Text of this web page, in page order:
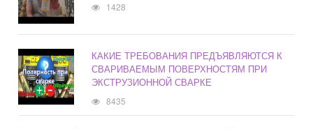
1428
КАКИЕ ТРЕБОВАНИЯ ПРЕДЪЯВЛЯЮТСЯ К
СВАРИВАЕМЫМ ПОВЕРХНОСТЯМ ПРИ
ЭКСТРУЗИОННОЙ СВАРКЕ
8435